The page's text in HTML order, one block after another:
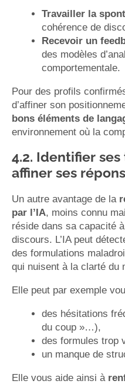
Travailler la
cohérence de
Recevoir un
des modèles
comportementale.
Pour des profils
d’affiner son
bons éléments de
environnement où la
4.2. Identifier
affiner ses
Un autre avantage de la
par l’IA, moins connu
réside dans sa capacité
discours. L’IA peut
des formulations
qui nuisent à la clarté du
Elle peut par exemple
des hésitations
du coup »…),
des formules trop
un manque de
Elle vous aide ainsi à